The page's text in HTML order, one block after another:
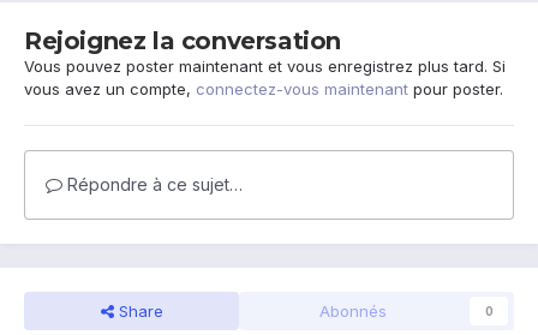
Rejoignez la conversation
Vous pouvez poster maintenant et vous enregistrez plus tard. Si
vous avez un compte, connectez-vous maintenant pour poster.
Répondre à ce sujet…
Share Abonnés 0